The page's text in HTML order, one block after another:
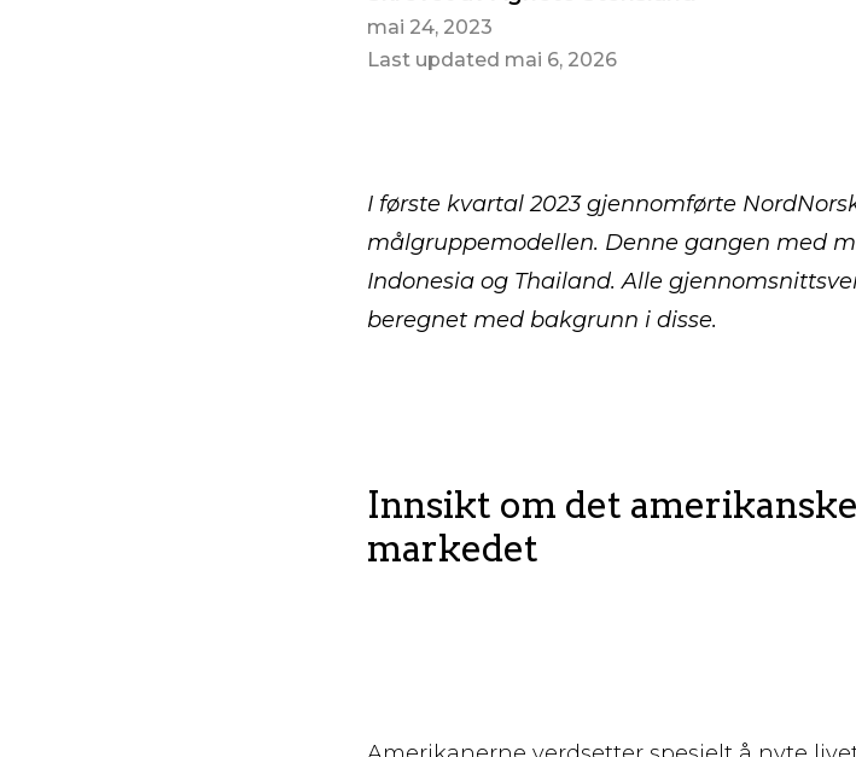
mai 24, 2023
Last updated mai 6, 2026
I første kvartal 2023 gjennomførte
målgruppemodellen. Denne gangen med
Indonesia og Thailand. Alle
beregnet med bakgrunn i disse.
Innsikt om det amerikanske
markedet